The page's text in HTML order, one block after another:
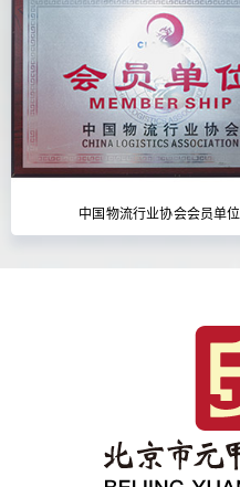
中国物流行业协会会员单位